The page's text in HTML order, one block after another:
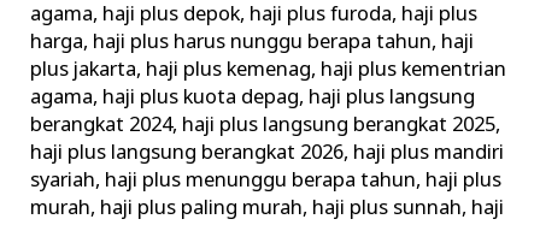
agama, haji plus depok, haji plus furoda, haji plus
harga, haji plus harus nunggu berapa tahun, haji
plus jakarta, haji plus kemenag, haji plus kementrian
agama, haji plus kuota depag, haji plus langsung
berangkat 2024, haji plus langsung berangkat 2025,
haji plus langsung berangkat 2026, haji plus mandiri
syariah, haji plus menunggu berapa tahun, haji plus
murah, haji plus paling murah, haji plus sunnah, haji